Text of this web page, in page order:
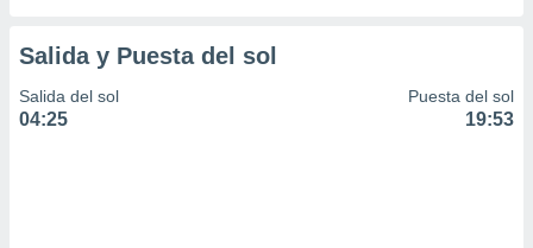
Salida y Puesta del sol
Salida del sol
04:25
Puesta del sol
19:53